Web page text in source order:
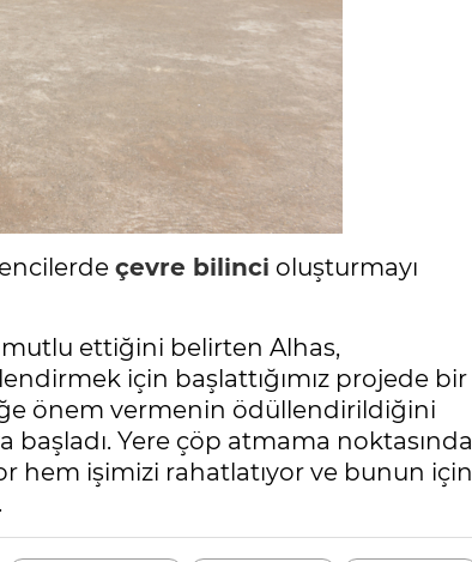
çevre bilinci oluşturmayı
ettiğini belirten Alhas,
için başlattığımız projede bir
önem vermenin ödüllendirildiğini
Yere çöp atmama noktasında
hem işimizi rahatlatıyor ve bunun için